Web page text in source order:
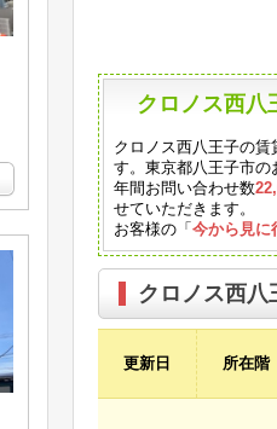
クロノス西八
クロノス西八王子の
す。東京都八王子市の
年間お問い合わせ数
せていただきます。
お客様の「今から見に
クロノス西八
更新日 所在階